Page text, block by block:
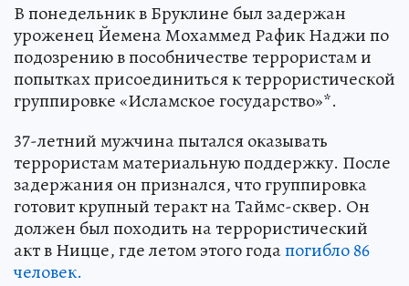
В понедельник в Бруклине был задержан
уроженец Йемена Мохаммед Рафик Наджи по
подозрению в пособничестве террористам и
попытках присоединиться к террористической
группировке «Исламское государство»*.
37-летний мужчина пытался оказывать
террористам материальную поддержку. После
задержания он признался, что группировка
готовит крупный теракт на Таймс-сквер. Он
должен был походить на террористический
акт в Ницце, где летом этого годапогибло 86
человек.